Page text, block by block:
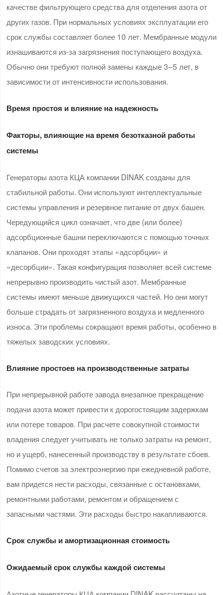
качестве фильтрующего средства для отделения азота от
других газов. При нормальных условиях эксплуатации его
срок службы составляет более 10 лет. Мембранные модули
изнашиваются из-за загрязнения поступающего воздуха.
Обычно они требуют полной замены каждые 3–5 лет, в
зависимости от интенсивности использования.
Время простоя и влияние на надежность
Факторы, влияющие на время безотказной работы
системы
Генераторы азота КЦА компании DINAK созданы для
стабильной работы. Они используют интеллектуальные
системы управления и резервное питание от двух башен.
Чередующийся цикл означает, что две (или более)
адсорбционные башни переключаются с помощью точных
клапанов. Они проходят этапы «адсорбции» и
«десорбции». Такая конфигурация позволяет всей системе
непрерывно производить чистый азот. Мембранные
системы имеют меньше движущихся частей. Но они могут
больше страдать от загрязненного воздуха и медленного
износа. Эти проблемы сокращают время работы, особенно в
тяжелых заводских условиях.
Влияние простоев на производственные затраты
При непрерывной работе завода внезапное прекращение
подачи азота может привести к дорогостоящим задержкам
или потере товаров. При расчете совокупной стоимости
владения следует учитывать не только затраты на ремонт,
но и ущерб, нанесенный производству в результате сбоев.
Помимо счетов за электроэнергию при ежедневной работе,
вам придется нести расходы, связанные с остановками,
ремонтными работами, ремонтом и обращением с
запасными частями. Эти расходы быстро накапливаются.
Срок службы и амортизационная стоимость
Ожидаемый срок службы каждой системы